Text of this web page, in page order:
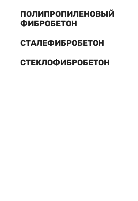
ПОЛИПРОПИЛЕНОВЫЙ
ФИБРОБЕТОН
СТАЛЕФИБРОБЕТОН
СТЕКЛОФИБРОБЕТОН